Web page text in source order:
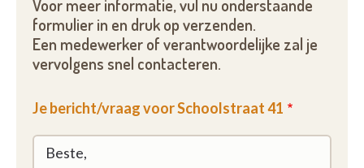
dementie of een zorgnood kunnen hier blijven
wonen ook wanneer de behoefte aan zorg
verandert. In uitzonderlijke gevallen is het misschien
beter om toch te verhuizen. Dan staat senesvzw
Senes vzw zoekt samen met de bewoners naar de
juiste premies of tegemoetkomingen bij de
Voor meer informatie, vul nu onderstaande
formulier in en druk op verzenden.
Een medewerker of verantwoordelijke zal je
vervolgens snel contacteren.
Je bericht/vraag voor Schoolstraat 41